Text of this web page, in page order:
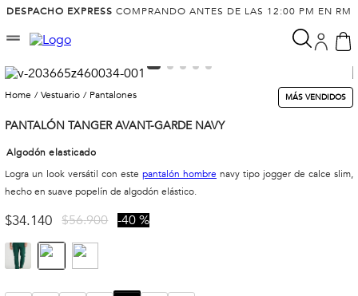
DESPACHO EXPRESS COMPRANDO ANTES DE LAS 12:00 PM EN RM
vestuario pantalones MÁS VENDIDOS
PANTALÓN TANGER AVANT-GARDE NAVY
Algodón elasticado
Logra un look versátil con estepantalón hombre navy tipo jogger de calce slim,
hecho en suave popelín de algodón elástico.
$34.140 $56.900 40 %